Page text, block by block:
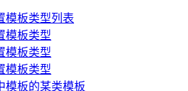
模板类型列表
模板类型
模板类型
模板类型
模板的某类模板